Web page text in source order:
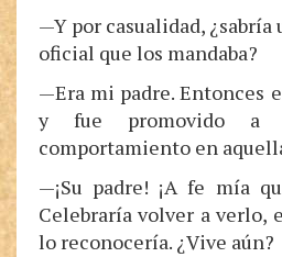
—Y por casualidad,
oficial que los mandaba?
—Era mi padre. Entonces
y fue promovido a
comportamiento en
—¡Su padre! ¡A fe mía
Celebraría volver a verlo,
lo reconocería. ¿Vive aún?